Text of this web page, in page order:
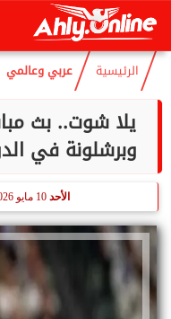
الخميس
الرئيسية عربي وعالمي
يلا شوت.. بث
وبرشلونة في
الأحد 10 مايو 2026